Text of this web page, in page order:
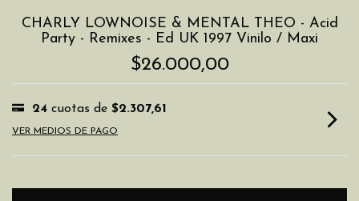
CHARLY LOWNOISE & MENTAL THEO - Acid
Party - Remixes - Ed UK 1997 Vinilo / Maxi
$26.000,00
24 cuotas de $2.307,61
VER MEDIOS DE PAGO